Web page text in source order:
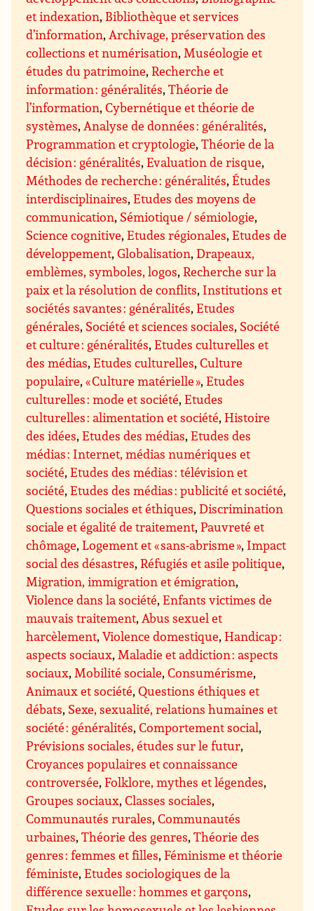
et indexation, Bibliothèque et services
d’information,Archivage, préservation des
collections et numérisation,Muséologie et
études du patrimoine,Recherche et
information : généralités,Théorie de
l’information,Cybernétique et théorie de
systèmes,Analyse de données : généralités,
Programmation et cryptologie,Théorie de la
décision : généralités,Evaluation de risque,
Méthodes de recherche : généralités,Études
interdisciplinaires,Etudes des moyens de
communication, Sémiotique / sémiologie,
Science cognitive,Etudes régionales,Etudes de
développement,Globalisation,Drapeaux,
emblèmes, symboles, logos,Recherche sur la
paix et la résolution de conflits, Institutions et
sociétés savantes : généralités,Etudes
générales, Société et sciences sociales, Société
et culture : généralités,Etudes culturelles et
des médias,Etudes culturelles,Culture
populaire,« Culture matérielle »,Etudes
culturelles : mode et société,Etudes
culturelles : alimentation et société,Histoire
des idées,Etudes des médias,Etudes des
médias : Internet, médias numériques et
société,Etudes des médias : télévision et
société,Etudes des médias : publicité et société,
Questions sociales et éthiques,Discrimination
sociale et égalité de traitement,Pauvreté et
chômage,Logement et « sans-abrisme », Impact
social des désastres,Réfugiés et asile politique,
Migration, immigration et émigration,
Violence dans la société,Enfants victimes de
mauvais traitement,Abus sexuel et
harcèlement,Violence domestique,Handicap :
aspects sociaux,Maladie et addiction : aspects
sociaux,Mobilité sociale,Consumérisme,
Animaux et société,Questions éthiques et
débats, Sexe, sexualité, relations humaines et
société : généralités,Comportement social,
Prévisions sociales, études sur le futur,
Croyances populaires et connaissance
controversée,Folklore, mythes et légendes,
Groupes sociaux,Classes sociales,
Communautés rurales,Communautés
urbaines,Théorie des genres,Théorie des
genres : femmes et filles,Féminisme et théorie
féministe,Etudes sociologiques de la
différence sexuelle : hommes et garçons,